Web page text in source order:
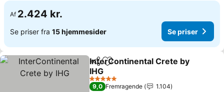
Af 2.424 kr.
Se priser fra 15 hjemmesider Se priser
Del Føj til favoritter
InterContinental Crete by
IHG
5 Stjerner
9,0 Fremragende
1.104